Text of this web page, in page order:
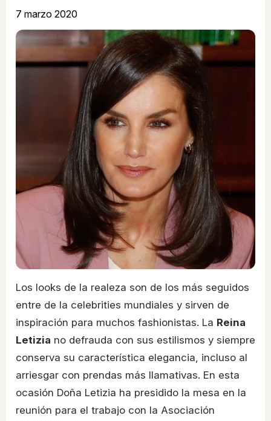
7 marzo 2020
Los looks de la realeza son de los más seguidos
entre de la celebrities mundiales y sirven de
inspiración para muchos fashionistas. La Reina
Letizia no defrauda con sus estilismos y siempre
conserva su característica elegancia, incluso al
arriesgar con prendas más llamativas. En esta
ocasión Doña Letizia ha presidido la mesa en la
reunión para el trabajo con la Asociación